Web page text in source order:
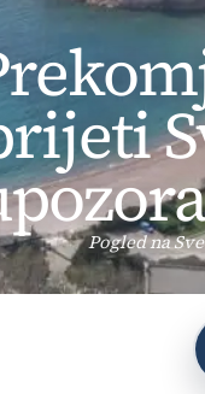
Pogled na